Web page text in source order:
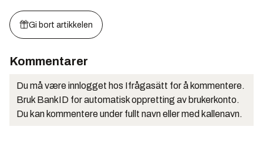
Gi bort artikkelen
Kommentarer
Du må være innlogget hos Ifrågasätt for å kommentere.
Bruk BankID for automatisk oppretting av brukerkonto.
Du kan kommentere under fullt navn eller med kallenavn.